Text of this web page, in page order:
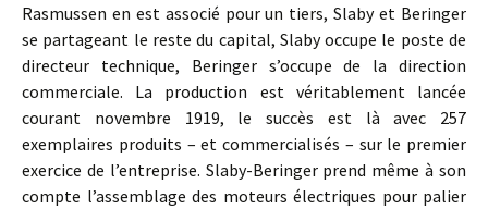
Rasmussen en est associé pour un tiers, Slaby et Beringer
se partageant le reste du capital, Slaby occupe le poste de
directeur technique, Beringer s’occupe de la direction
commerciale. La production est véritablement lancée
courant novembre 1919, le succès est là avec 257
exemplaires produits – et commercialisés – sur le premier
exercice de l’entreprise. Slaby-Beringer prend même à son
compte l’assemblage des moteurs électriques pour palier